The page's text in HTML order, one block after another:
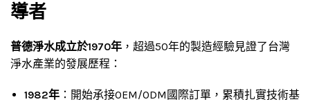
導者
普德淨水成立於1970年 ，超過50年的製造經驗見證了台灣
淨水產業的發展歷程：
1982年 ：開始承接OEM/ODM國際訂單，累積扎實技術基